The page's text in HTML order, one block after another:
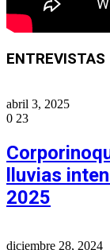
ENTREVISTAS
abril 3, 2025
0 23
lluvias
2025
diciembre 28, 2024